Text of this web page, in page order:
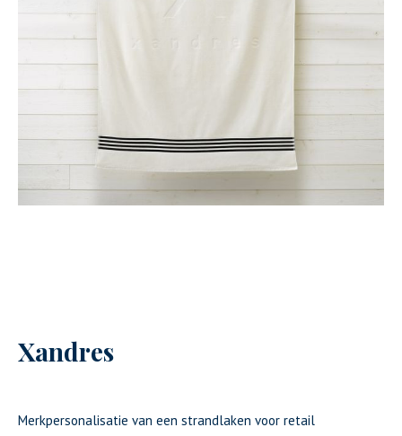
Xandres
Merkpersonalisatie van een strandlaken voor retail